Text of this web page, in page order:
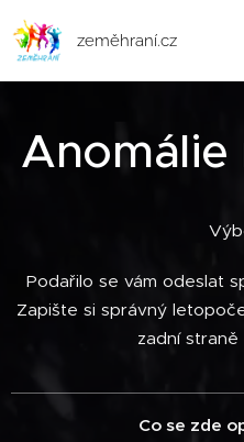
zeměhraní.cz
Anomálie
Podařilo se vám odeslat
Zapište si správný
zadní straně
Co se zde